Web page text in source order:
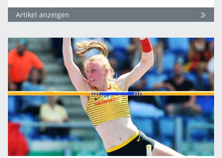
Artikel anzeigen